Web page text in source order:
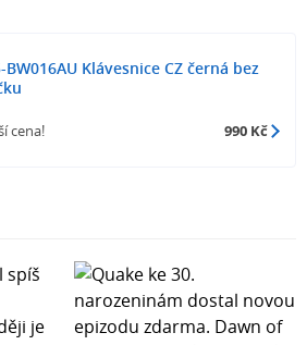
BW016AU Klávesnice CZ černá bez
cena! 990 Kč